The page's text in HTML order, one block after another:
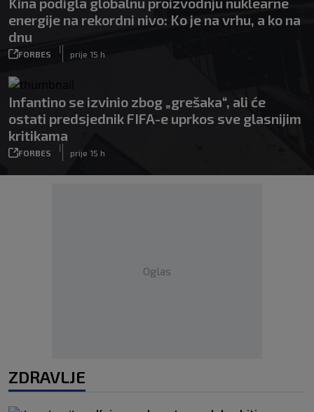
energije na rekordni nivo: Ko je na vrhu, a ko na
dnu
FORBES
|
prije 15 h
Infantino se izvinio zbog „grešaka“, ali će
ostati predsjednik FIFA-e uprkos sve glasnijim
kritikama
FORBES
|
prije 15 h
Oglas
ZDRAVLJE